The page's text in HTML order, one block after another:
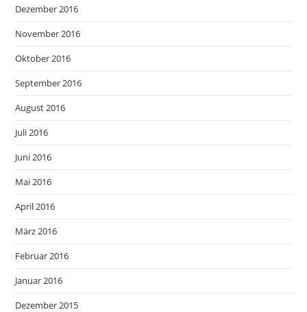
Dezember 2016
November 2016
Oktober 2016
September 2016
August 2016
Juli 2016
Juni 2016
Mai 2016
April 2016
März 2016
Februar 2016
Januar 2016
Dezember 2015